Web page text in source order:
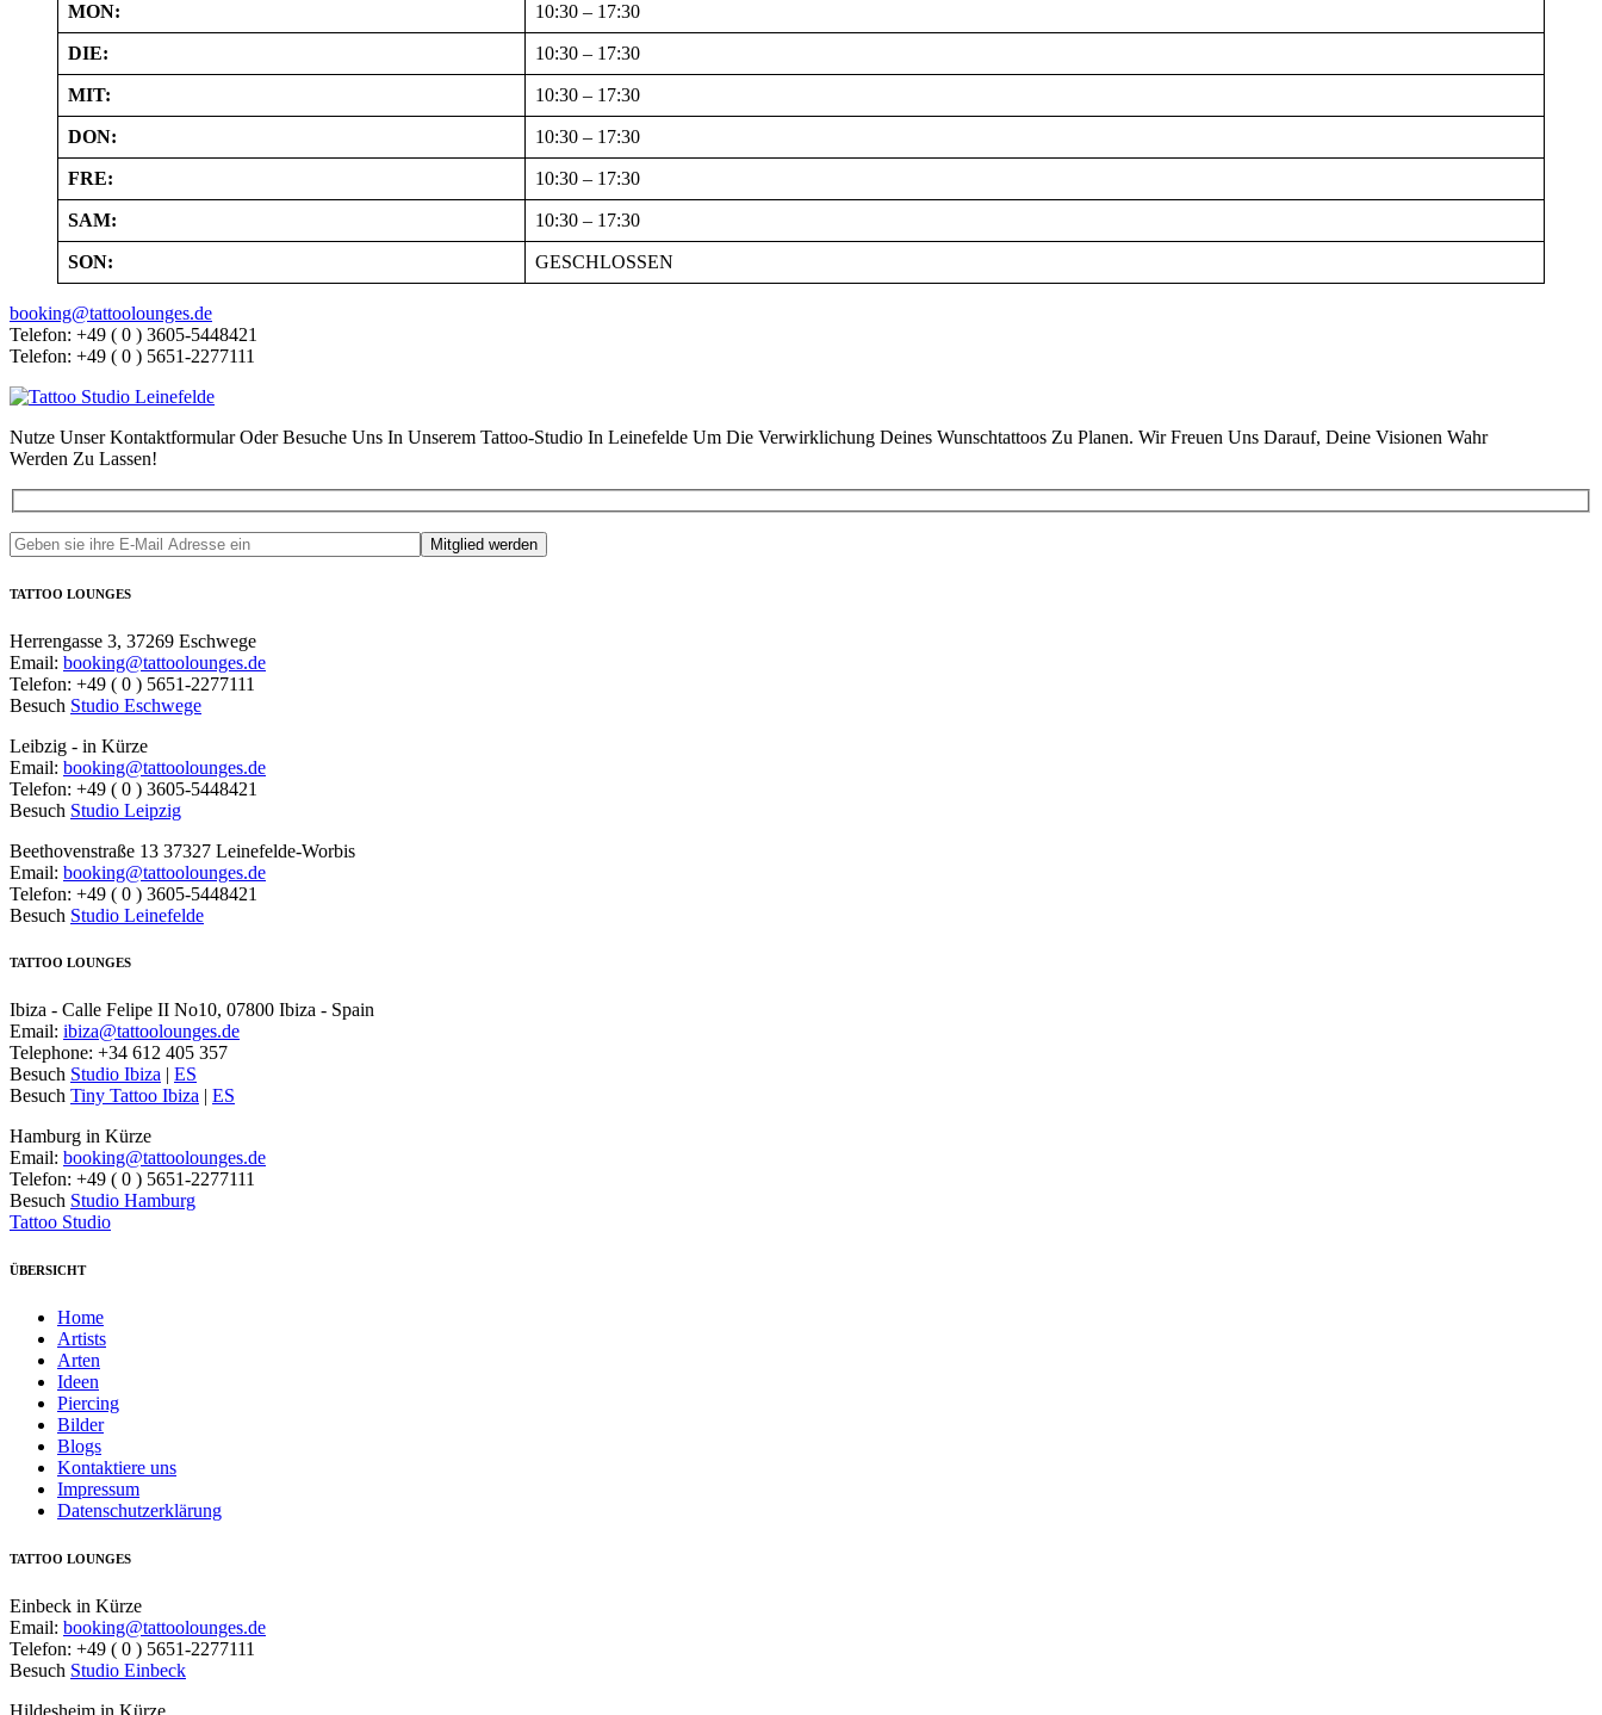
MON: 10:30 – 17:30
DIE: 10:30 – 17:30
MIT: 10:30 – 17:30
DON: 10:30 – 17:30
FRE: 10:30 – 17:30
SAM: 10:30 – 17:30
SON: GESCHLOSSEN
booking@tattoolounges.de
Telefon: +49 ( 0 ) 3605-5448421
Telefon: +49 ( 0 ) 5651-2277111
Nutze Unser Kontaktformular Oder Besuche Uns In Unserem Tattoo-Studio In Leinefelde Um Die Verwirklichung Deines Wunschtattoos Zu Planen. Wir Freuen Uns Darauf, Deine Visionen Wahr
Werden Zu Lassen!
TATTOO LOUNGES
Herrengasse 3, 37269 Eschwege
Email: booking@tattoolounges.de
Telefon: +49 ( 0 ) 5651-2277111
Besuch Studio Eschwege
Leibzig - in Kürze
Email: booking@tattoolounges.de
Telefon: +49 ( 0 ) 3605-5448421
Besuch Studio Leipzig
Beethovenstraße 13 37327 Leinefelde-Worbis
Email: booking@tattoolounges.de
Telefon: +49 ( 0 ) 3605-5448421
Besuch Studio Leinefelde
TATTOO LOUNGES
Ibiza - Calle Felipe II No10, 07800 Ibiza - Spain
Email: ibiza@tattoolounges.de
Telephone: +34 612 405 357
Besuch Studio Ibiza | ES
Besuch Tiny Tattoo Ibiza | ES
Hamburg in Kürze
Email: booking@tattoolounges.de
Telefon: +49 ( 0 ) 5651-2277111
Besuch Studio Hamburg
Tattoo Studio
ÜBERSICHT
Home
Artists
Arten
Ideen
Piercing
Bilder
Blogs
Kontaktiere uns
Impressum
Datenschutzerklärung
TATTOO LOUNGES
Einbeck in Kürze
Email: booking@tattoolounges.de
Telefon: +49 ( 0 ) 5651-2277111
Besuch Studio Einbeck